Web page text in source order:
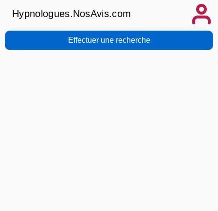
Hypnologues.NosAvis.com
Effectuer une recherche